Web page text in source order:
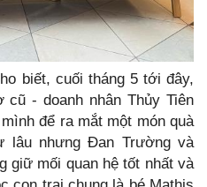
biết, cuối tháng 5 tới đây,
- doanh nhân Thủy Tiên
để ra mắt một món quà
lâu nhưng Đan Trường và
giữ mối quan hệ tốt nhất và